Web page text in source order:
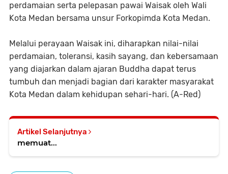
perdamaian serta pelepasan pawai Waisak oleh Wali
Kota Medan bersama unsur Forkopimda Kota Medan.
Melalui perayaan Waisak ini, diharapkan nilai-nilai
perdamaian, toleransi, kasih sayang, dan kebersamaan
yang diajarkan dalam ajaran Buddha dapat terus
tumbuh dan menjadi bagian dari karakter masyarakat
Kota Medan dalam kehidupan sehari-hari. (A-Red)
Artikel Selanjutnya
memuat...